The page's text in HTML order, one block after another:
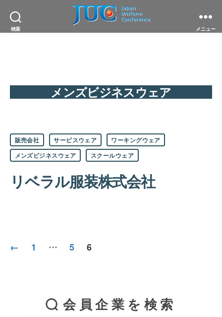
検索
法
人
フ
ォ
ー
ム
議
会
メニュー
メンズビジネスウェア
カ
テ
ゴ
リ
販売会社 サービスウェア
ワーキングウェア
メンズビジネスウェア
スクールウェア
リベラル服装株式会社
稿
← 1 … 5 6
会員企業を検索